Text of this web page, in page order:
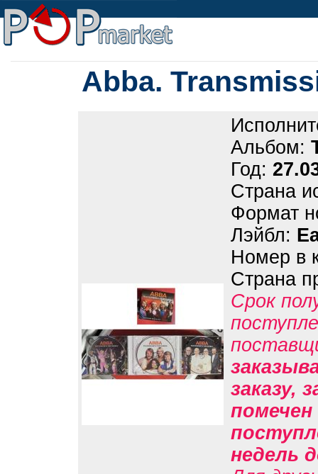
Abba.
Альбом:
Год:
Страна
Формат
Лэйбл:
Номер в
Страна
Срок
заказу,
помечен
недель